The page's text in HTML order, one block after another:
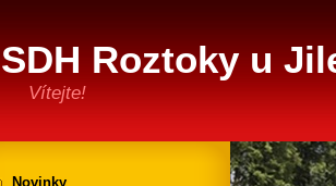
SDH Roztoky u
Vítejte!
Novinky